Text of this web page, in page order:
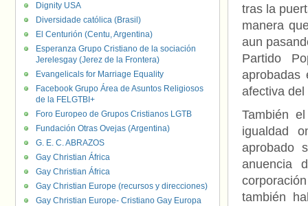
tras la
manera
aun
Partido
aprobadas
afectiva
También
igualdad
aprobado
anuencia
también
Dignity USA
Diversidade católica (Brasil)
El Centurión (Centu, Argentina)
Esperanza Grupo Cristiano de la sociación
Jerelesgay (Jerez de la Frontera)
Evangelicals for Marriage Equality
Facebook Grupo Área de Asuntos Religiosos
de la FELGTBI+
Foro Europeo de Grupos Cristianos LGTB
Fundación Otras Ovejas (Argentina)
G. E. C. ABRAZOS
Gay Christian África
Gay Christian África
Gay Christian Europe (recursos y direcciones)
Gay Christian Europe- Cristiano Gay Europa